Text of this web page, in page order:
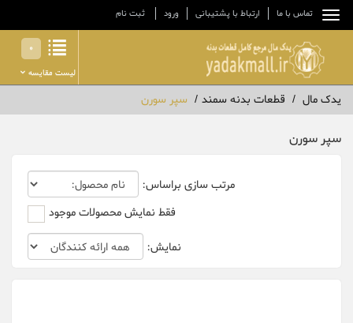
تماس با ما ارتباط با پشتیبانی ورود ثبت نام
0
لیست مقایسه
یدک مال قطعات بدنه سمند سپر سورن
سپر سورن
مرتب سازی براساس:
فقط نمایش محصولات موجود
نمایش: